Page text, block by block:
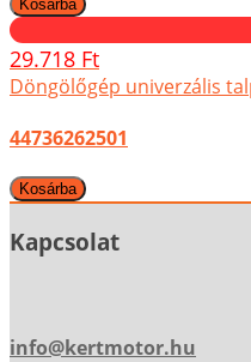
29.718 Ft
Döngölőgép univerzális
44736262501
Kapcsolat
info@kertmotor.hu